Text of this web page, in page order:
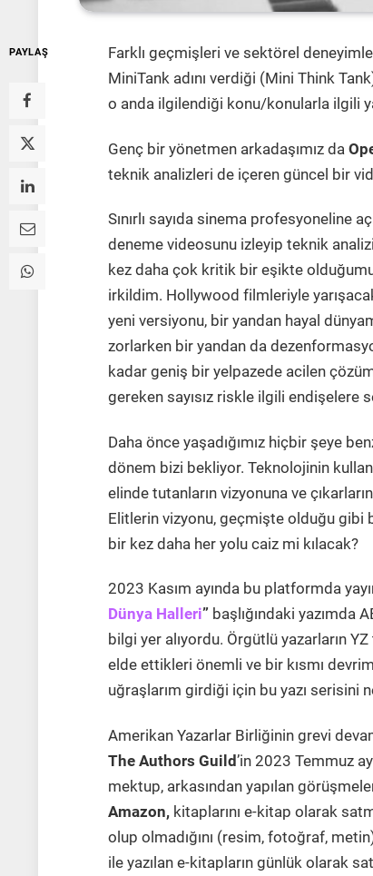
PAYLAŞ
Farklı geçmişleri ve sektörel
MiniTank adını verdiği (Mini Think
o anda ilgilendiği konu/konularla ilgili
Genç bir yönetmen arkadaşımız da
teknik analizleri de içeren güncel bir
Sınırlı sayıda sinema profesyoneline
deneme videosunu izleyip teknik
kez daha çok kritik bir eşikte
irkildim. Hollywood filmleriyle
yeni versiyonu, bir yandan hayal
zorlarken bir yandan da
kadar geniş bir yelpazede acilen
gereken sayısız riskle ilgili endişelere
Daha önce yaşadığımız hiçbir şeye
dönem bizi bekliyor. Teknolojinin
elinde tutanların vizyonuna ve
Elitlerin vizyonu, geçmişte olduğu gibi
bir kez daha her yolu caiz mi kılacak?
2023 Kasım ayında bu platformda
Dünya Halleri” başlığındaki yazımda
bilgi yer alıyordu. Örgütlü yazarların
elde ettikleri önemli ve bir kısmı
uğraşlarım girdiği için bu yazı serisini
Amerikan Yazarlar Birliğinin grevi
The Authors Guild’in 2023 Temmuz
mektup, arkasından yapılan
Amazon,kitaplarını e-kitap olarak
olup olmadığını (resim, fotoğraf,
ile yazılan e-kitapların günlük olarak